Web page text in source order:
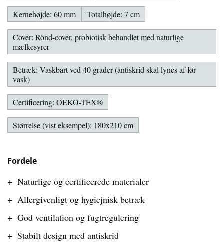
Fordele
Naturlige og certificerede materialer
Allergivenligt og hygiejnisk betræk
God ventilation og fugtregulering
Stabilt design med antiskrid
Kernehøjde: 60 mm Totalhøjde: 7 cm
Cover: Rönd-cover, probiotisk behandlet med naturlige
mælkesyrer
Betræk: Vaskbart ved 40 grader (antiskrid skal lynes af før
vask)
Certificering: OEKO-TEX®
Størrelse (vist eksempel): 180x210 cm